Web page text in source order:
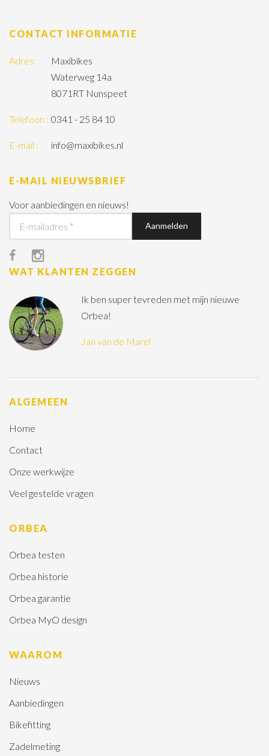
CONTACT INFORMATIE
Adres:
Maxibikes
Waterweg 14a
8071RT Nunspeet
Telefoon : 0341 - 25 84 10
E-mail : info@maxibikes.nl
E-MAIL NIEUWSBRIEF
Voor aanbiedingen en nieuws!
WAT KLANTEN ZEGGEN
Ik ben super tevreden met mijn nieuwe
Orbea!
Jan van de Marel
ALGEMEEN
Home
Contact
Onze werkwijze
Veel gestelde vragen
ORBEA
Orbea testen
Orbea historie
Orbea garantie
Orbea MyO design
WAAROM
Nieuws
Aanbiedingen
Bikefitting
Zadelmeting